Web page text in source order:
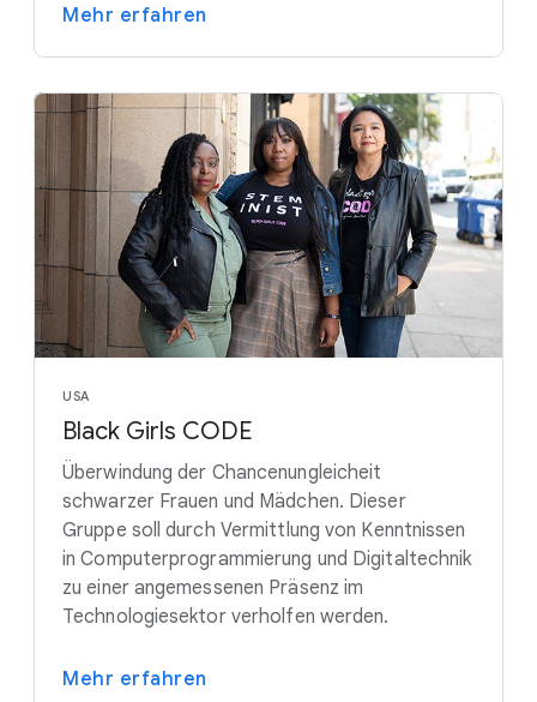
Mehr erfahren
USA
Black Girls CODE
Überwindung der Chancenungleicheit
schwarzer Frauen und Mädchen. Dieser
Gruppe soll durch Vermittlung von Kenntnissen
in Computerprogrammierung und Digitaltechnik
zu einer angemessenen Präsenz im
Technologiesektor verholfen werden.
Mehr erfahren